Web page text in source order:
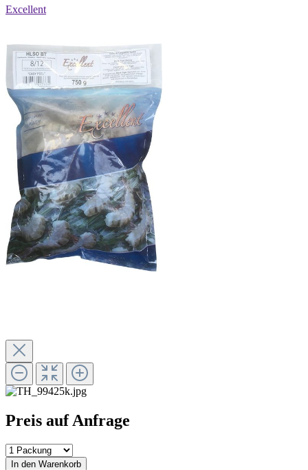
Excellent
Preis auf Anfrage
In den Warenkorb